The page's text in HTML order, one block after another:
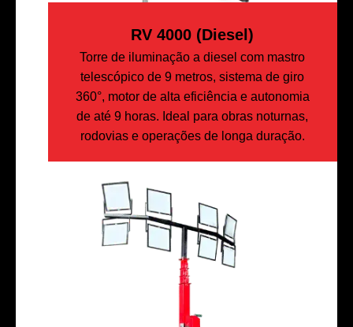
RV 4000 (diesel)
Torre de iluminação a diesel com mastro
telescópico de 9 metros, sistema de giro
360°, motor de alta eficiência e autonomia
de até 9 horas. Ideal para obras noturnas,
rodovias e operações de longa duração.